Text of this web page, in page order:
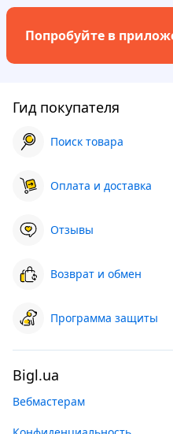
Попробуйте в
Гид покупателя
Поиск товара
Оплата и доставка
Отзывы
Возврат и обмен
Программа защиты
Bigl.ua
Вебмастерам